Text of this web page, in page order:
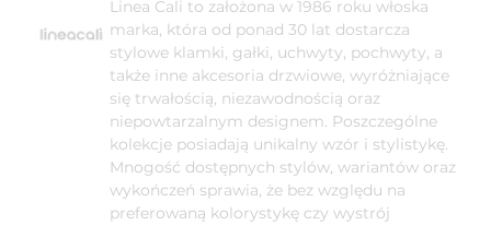
Linea Cali to założona w 1986 roku włoska
marka, która od ponad 30 lat dostarcza
stylowe klamki, gałki, uchwyty, pochwyty, a
także inne akcesoria drzwiowe, wyróżniające
się trwałością, niezawodnością oraz
niepowtarzalnym designem. Poszczególne
kolekcje posiadają unikalny wzór i stylistykę.
Mnogość dostępnych stylów, wariantów oraz
wykończeń sprawia, że bez względu na
preferowaną kolorystykę czy wystrój